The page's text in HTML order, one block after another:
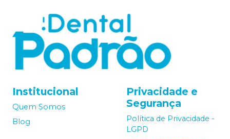
Institucional
Quem Somos
Blog
Privacidade e
Segurança
Política de Privacidade -
LGPD